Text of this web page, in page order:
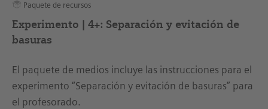
Paquete de recursos
Experimento | 4+: Separación y evitación de
basuras
El paquete de medios incluye las instrucciones para el
experimento “Separación y evitación de basuras” para
el profesorado.